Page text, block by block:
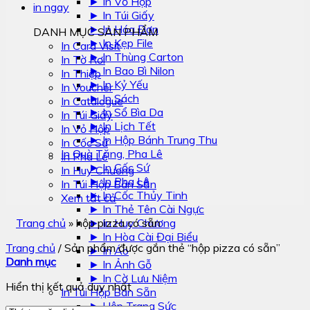
► In Túi Giấy
► In Hóa Đơn
► In Kẹp File
► In Thùng Carton
► In Bao Bì Nilon
► In Kỷ Yếu
► In Sách
► In Sổ Bìa Da
► In Lịch Tết
► In Hộp Bánh Trung Thu
In Quà Tặng, Pha Lê
► In Cốc Sứ
► In Pha Lê
► In Cốc Thủy Tinh
► In Thẻ Tên Cài Ngực
► In Huy Chương
► In Hòa Cài Đại Biểu
► In Áo
► In Ảnh Gỗ
► In Cờ Lưu Niệm
In Túi Hộp Bán Sẵn
► Hộp Trang Sức
in ngay
DANH MỤC SẢN PHẨM
In Card Visit
In Tờ Rơi
In Thiệp
In Voucher
In Catalogue
In Túi Giấy
In Vỏ Hộp
In Cốc Sứ
In Pha Lê
In Huy Chương
In Túi Hộp Bán Sẵn
Xem tất cả
Trang chủ » hộp pizza có sẵn
Trang chủ / Sản phẩm được gắn thẻ “hộp pizza có sẵn”
Danh mục
Hiển thị kết quả duy nhất